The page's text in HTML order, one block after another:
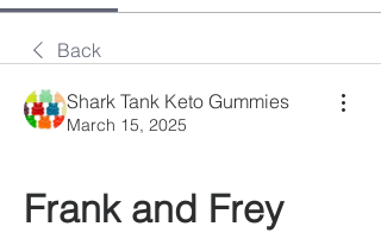
Back
Shark Tank Keto Gummies
March 15, 2025
Frank and Frey